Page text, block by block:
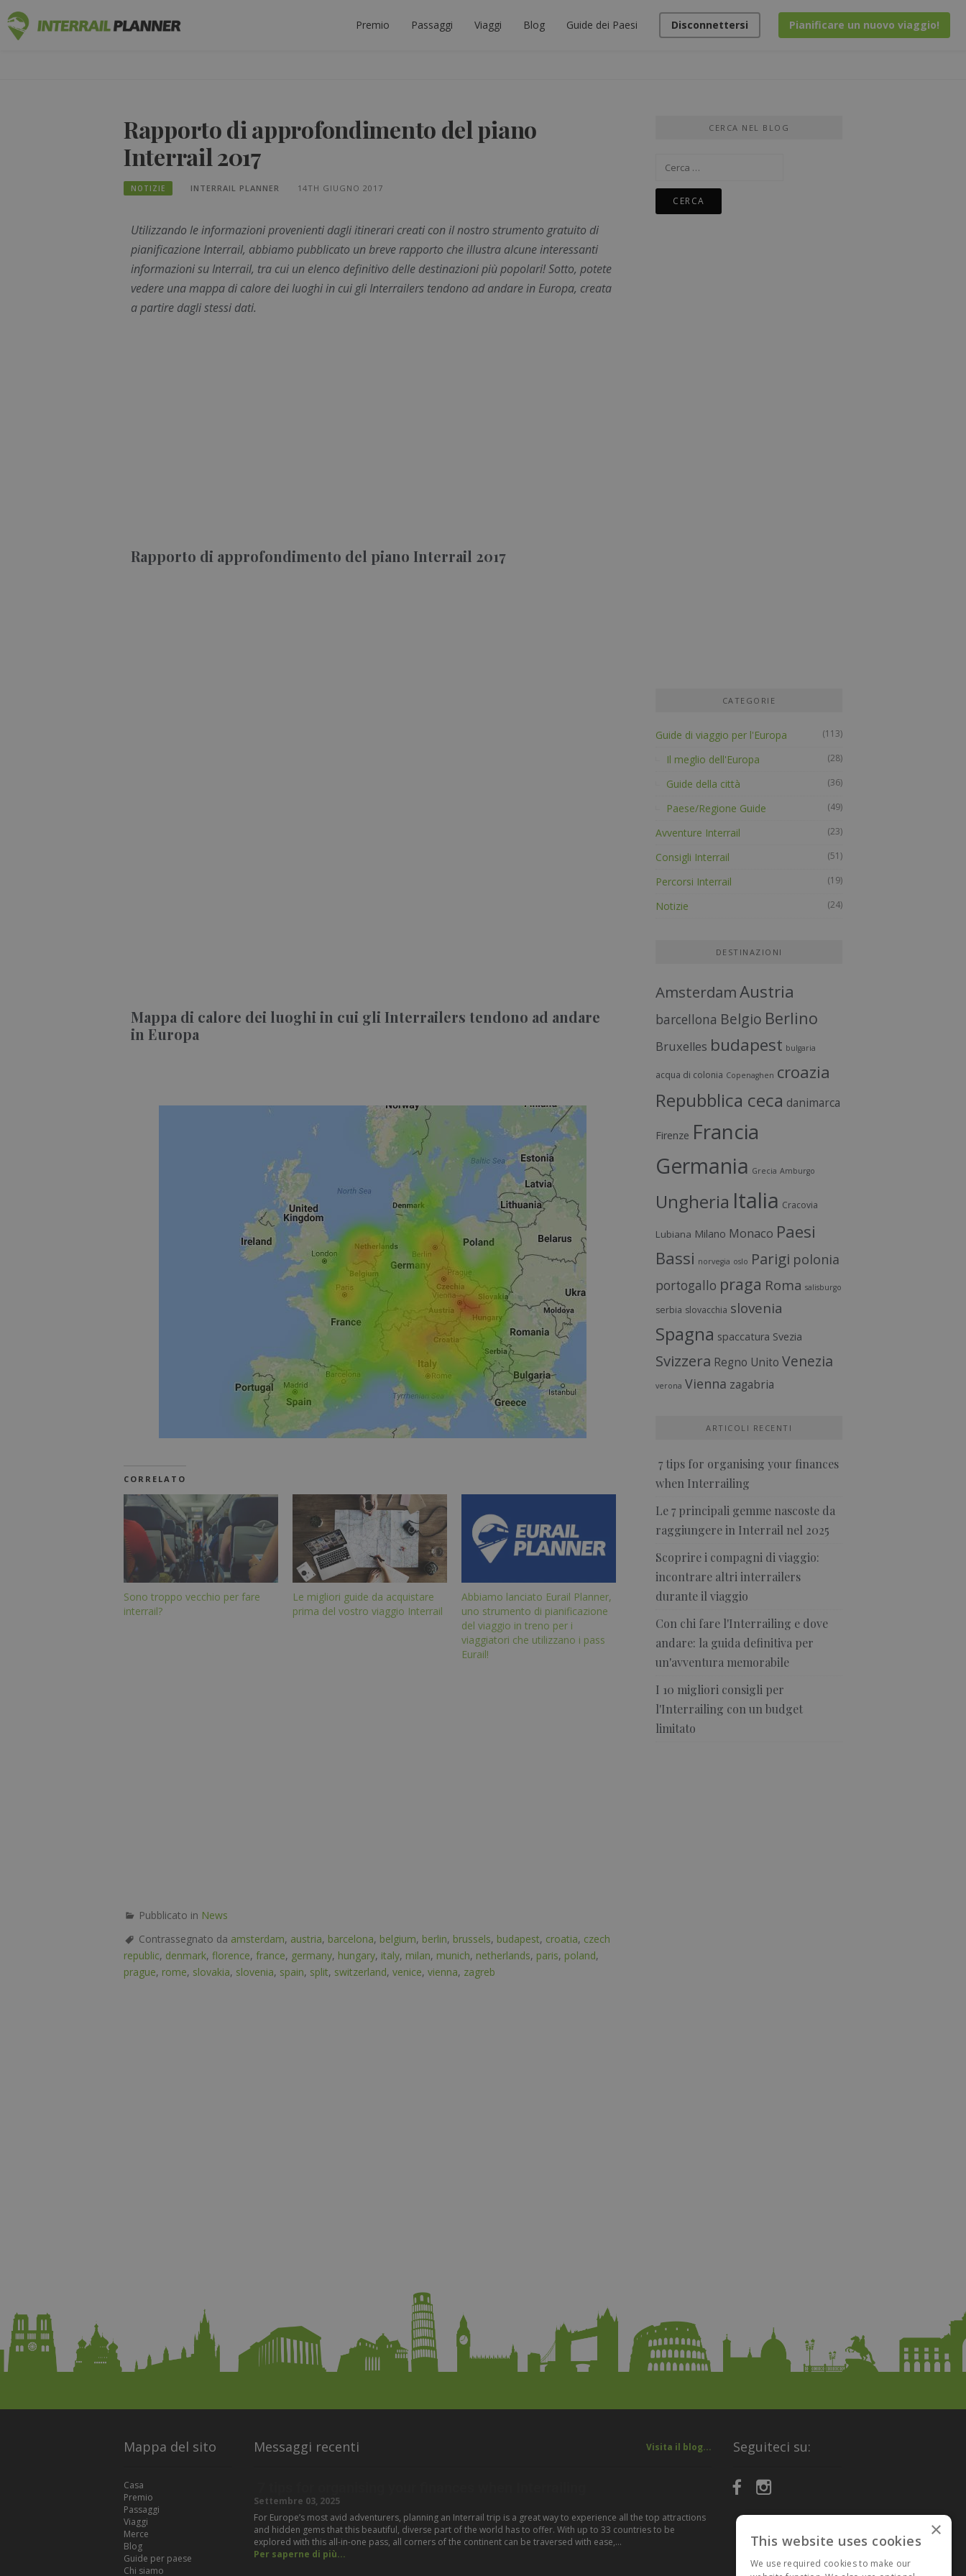
Premio Passaggi Viaggi Blog Guide dei Paesi Disconnettersi Pianificare un nuovo viaggio!
Rapporto di approfondimento del piano
Interrail 2017
NOTIZIE INTERRAIL PLANNER 14TH GIUGNO 2017
Utilizzando le informazioni provenienti dagli itinerari creati con il nostro strumento gratuito di
pianificazione Interrail, abbiamo pubblicato un breve rapporto che illustra alcune interessanti
informazioni su Interrail, tra cui un elenco definitivo delle destinazioni più popolari! Sotto, potete
vedere una mappa di calore dei luoghi in cui gli Interrailers tendono ad andare in Europa, creata
a partire dagli stessi dati.
Rapporto di approfondimento del piano Interrail 2017
Mappa di calore dei luoghi in cui gli Interrailers tendono ad andare
in Europa
CORRELATO
Sono troppo vecchio per fare
interrail?
Le migliori guide da acquistare
prima del vostro viaggio Interrail
Abbiamo lanciato Eurail Planner,
uno strumento di pianificazione
del viaggio in treno per i
viaggiatori che utilizzano i pass
Eurail!
Pubblicato in News
Contrassegnato da amsterdam, austria, barcelona, belgium, berlin, brussels, budapest, croatia, czech
republic, denmark, florence, france, germany, hungary, italy, milan, munich, netherlands, paris, poland,
prague, rome, slovakia, slovenia, spain, split, switzerland, venice, vienna, zagreb
CERCA NEL BLOG
CATEGORIE
Guide di viaggio per l'Europa (113)
Il meglio dell'Europa (28)
Guide della città (36)
Paese/Regione Guide (49)
Avventure Interrail (23)
Consigli Interrail (51)
Percorsi Interrail (19)
Notizie (24)
DESTINAZIONI
AmsterdamAustria
barcellona Belgio Berlino
Bruxelles budapest bulgaria
acqua di colonia Copenaghen croazia
Repubblica ceca danimarca
Firenze Francia
Germania Grecia Amburgo
Ungheria Italia Cracovia
Lubiana Milano Monaco Paesi
Bassi norvegia oslo Parigi polonia
portogallo praga Roma salisburgo
serbia slovacchia slovenia
Spagna spaccatura Svezia
Svizzera Regno Unito Venezia
verona Vienna zagabria
ARTICOLI RECENTI
7 tips for organising your finances
when Interrailing
Le 7 principali gemme nascoste da
raggiungere in Interrail nel 2025
Scoprire i compagni di viaggio:
incontrare altri interrailers
durante il viaggio
Con chi fare l'Interrailing e dove
andare: la guida definitiva per
un'avventura memorabile
I 10 migliori consigli per
l'Interrailing con un budget
limitato
Mappa del sito
Casa
Premio
Passaggi
Viaggi
Merce
Blog
Guide per paese
Chi siamo
Messaggi recenti Visita il blog...
Settembre 03, 2025
For Europe’s most avid adventurers, planning an Interrail trip is a great way to experience all the top attractions
and hidden gems that this beautiful, diverse part of the world has to offer. With up to 33 countries to be
explored with this all-in-one pass, all corners of the continent can be traversed with ease,…
Per saperne di più...
Seguiteci su:
×
This website uses cookies
We use required cookies to make our